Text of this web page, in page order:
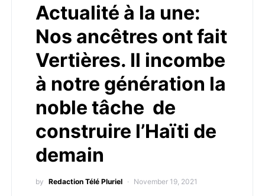
Actualité à la une:
Nos ancêtres ont fait
Vertières. Il incombe
à notre génération la
noble tâche de
construire l’Haïti de
demain
by Redaction Télé Pluriel November 19, 2021